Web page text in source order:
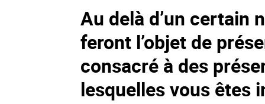
Au delà d’un certain
feront l’objet de
consacré à des
lesquelles vous êtes